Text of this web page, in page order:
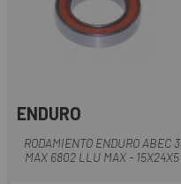
ENDURO
RODAMIENTO ENDURO ABEC 3
MAX 6802 LLU MAX - 15X24X5